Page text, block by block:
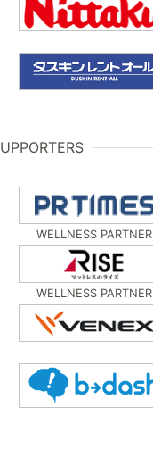
WELLNESS PARTNER
WELLNESS PARTNER